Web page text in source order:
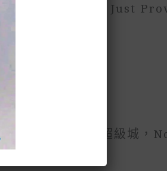
Address, You Just
觀塘碼頭公園，超級城，